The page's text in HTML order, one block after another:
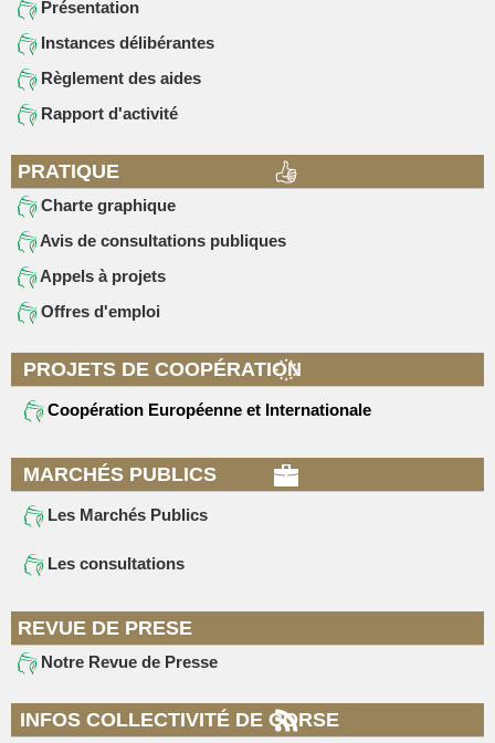
Présentation
Instances délibérantes
Règlement des aides
Rapport d'activité
PRATIQUE
Charte graphique
Avis de consultations publiques
Appels à projets
Offres d'emploi
PROJETS DE COOPÉRATION
Coopération Européenne et Internationale
MARCHÉS PUBLICS
Les Marchés Publics
Les consultations
REVUE DE PRESE
Notre Revue de Presse
INFOS COLLECTIVITÉ DE CORSE